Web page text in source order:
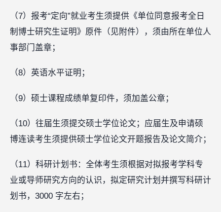
（7）报考“定向”就业考生须提供《单位同意报考全日
制博士研究生证明》原件（见附件），须由所在单位人
事部门盖章；
（8）英语水平证明；
（9）硕士课程成绩单复印件，须加盖公章；
（10）往届生须提交硕士学位论文；应届生及申请硕
博连读考生须提供硕士学位论文开题报告及论文简介；
（11）科研计划书：全体考生须根据对拟报考学科专
业或导师研究方向的认识，拟定研究计划并撰写科研计
划书，3000 字左右；